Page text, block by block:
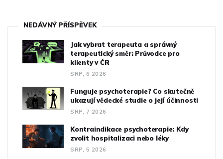
NEDÁVNÝ PŘÍSPĚVEK
Jak vybrat terapeuta a správný
terapeutický směr: Průvodce pro
klienty v ČR
SRP, 6 2026
Funguje psychoterapie? Co skutečně
ukazují vědecké studie o její účinnosti
SRP, 7 2026
Kontraindikace psychoterapie: Kdy
zvolit hospitalizaci nebo léky
SRP, 5 2026